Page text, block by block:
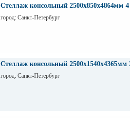
Стеллаж консольный 2500х850х4864мм
город: Санкт-Петербург
Стеллаж консольный 2500х1540х4365мм
город: Санкт-Петербург